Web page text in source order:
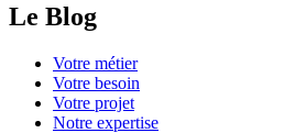
Le Blog
Votre métier
Votre besoin
Votre projet
Notre expertise